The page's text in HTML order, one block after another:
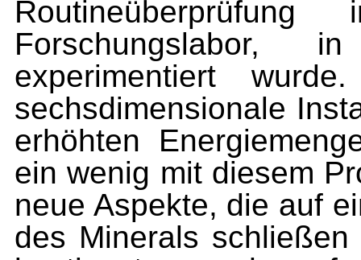
Forschungslabor,
experimentiert
sechsdimensionale
erhöhten
ein wenig mit diesem
neue Aspekte, die auf
des Minerals